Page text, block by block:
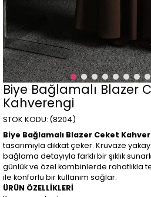
Biye Bağlamalı Blazer
Kahverengi
(8204)
Biye Bağlamalı Blazer Ceket
tasarımıyla dikkat çeker. Kruvaze
bağlama detayıyla farklı bir şıklık
günlük ve özel kombinlerde rahatlıkla
ile konforlu bir kullanım sağlar.
ÜRÜN ÖZELLİKLERİ